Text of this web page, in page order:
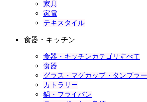
家具
家電
テキスタイル
食器・キッチン
食器・キッチンカテゴリすべて
食器
グラス・マグカップ・タンブラー
カトラリー
鍋・フライパン